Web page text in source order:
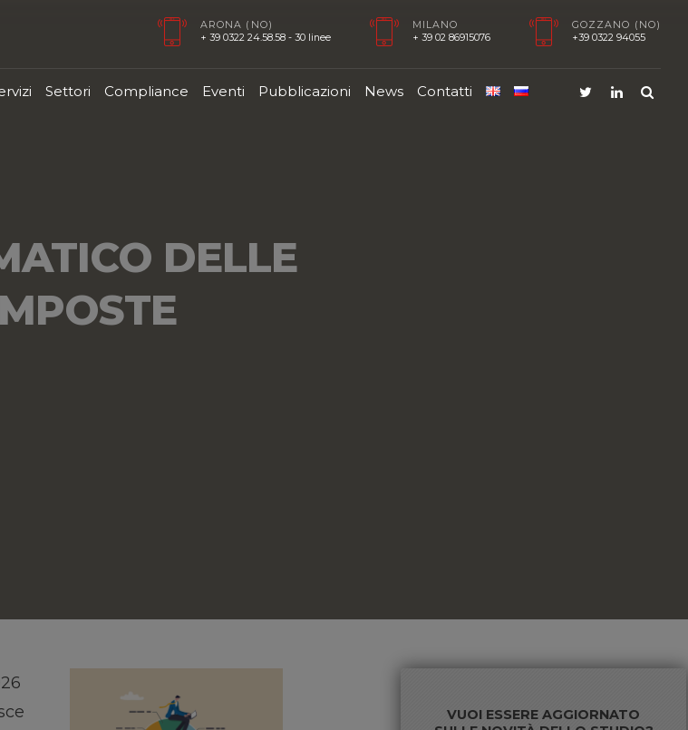
ARONA (NO)
+ 39 0322 24.58.58 - 30 linee
MILANO
+ 39 02 86915076
GOZZANO (NO)
+39 0322 94055
Settori Compliance Eventi Pubblicazioni News Contatti
DELLE
VUOI ESSERE AGGIORNATO